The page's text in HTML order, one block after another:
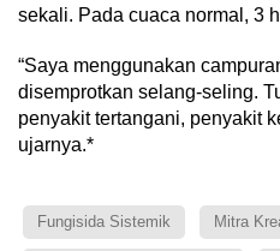
sekali. Pada cuaca normal, 3
“Saya menggunakan
disemprotkan selang-seling.
penyakit tertangani, penyakit
ujarnya.*
Fungisida Sistemik Mitra